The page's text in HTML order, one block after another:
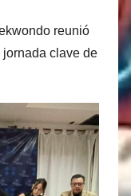
reunió
clave de